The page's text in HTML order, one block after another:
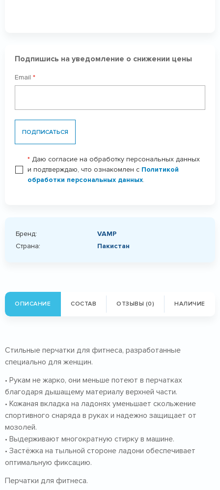
Подпишись на уведомление о снижении цены
Email *
ПОДПИСАТЬСЯ
* Даю согласие на обработку персональных данных
и подтверждаю, что ознакомлен с Политикой
обработки персональных данных.
Бренд:
VAMP
Страна:
Пакистан
ОПИСАНИЕ СОСТАВ ОТЗЫВЫ (0) НАЛИЧИЕ
Стильные перчатки для фитнеса, разработанные
специально для женщин.
• Рукам не жарко, они меньше потеют в перчатках
благодаря дышащему материалу верхней части.
• Кожаная вкладка на ладонях уменьшает скольжение
спортивного снаряда в руках и надежно защищает от
мозолей.
• Выдерживают многократную стирку в машине.
• Застёжка на тыльной стороне ладони обеспечивает
оптимальную фиксацию.
Перчатки для фитнеса.